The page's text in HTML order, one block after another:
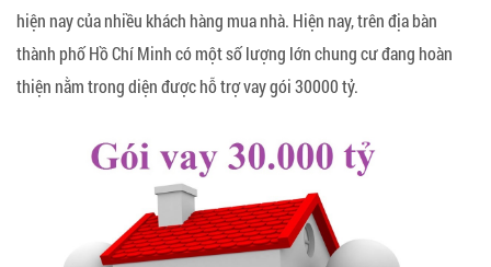
hiện nay của nhiều khách hàng mua nhà. Hiện nay, trên địa bàn
thành phố Hồ Chí Minh có một số lượng lớn chung cư đang hoàn
thiện nằm trongdiện được hỗ trợ vay gói 30000 tỷ.